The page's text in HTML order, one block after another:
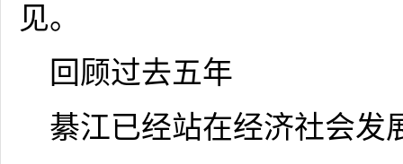
见。
回顾过去五年
綦江已经站在经济社会发